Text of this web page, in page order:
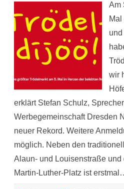
Am
und
wir
erklärt Stefan Schulz,
Werbegemeinschaft Dresden
neuer Rekord. Weitere
möglich. Neben den
Alaun- und Louisenstraße
Martin-Luther-Platz ist